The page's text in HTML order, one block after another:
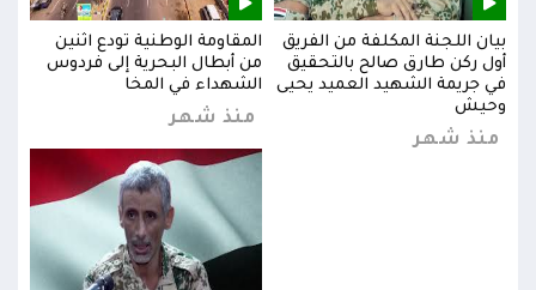
بيان اللجنة المكلفة من الفريق
أول ركن طارق صالح بالتحقيق
في جريمة الشهيد العميد يحيى
وحيش
منذ شهر
المقاومة الوطنية تودع اثنين
من أبطال البحرية إلى فردوس
الشهداء في المخا
منذ شهر